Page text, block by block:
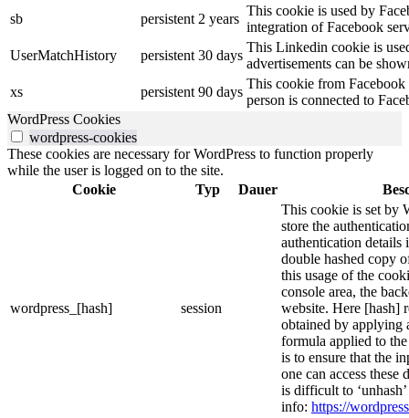
sb
persistent 2 years
This cookie is used by
integration of Facebook
UserMatchHistory
persistent 30 days
This Linkedin cookie is
advertisements can be
xs
persistent 90 days
This cookie from Facebook
person is connected to
WordPress Cookies
wordpress-cookies
These cookies are necessary for WordPress to function properly
while the user is logged on to the site.
Cookie
Typ Dauer
wordpress_[hash] session
This cookie is set by
store the
authentication details
double hashed copy
this usage of the
console area, the
website. Here [hash]
obtained by applying
formula applied to
is to ensure that the
one can access these
is difficult to
info: https://